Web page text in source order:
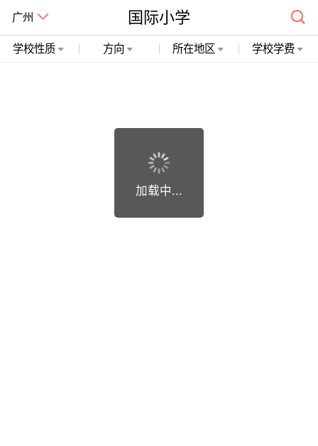
广州 国际小学
学校性质 方向 所在地区 学校学费
加载中...